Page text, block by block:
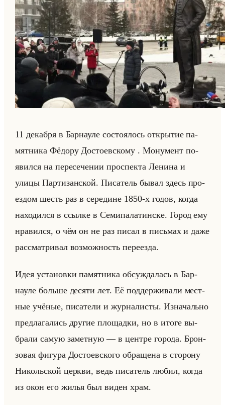
11 де­каб­ря в Бар­нау­ле со­сто­ялось от­кры­тие па­
мят­ни­ка Фё­до­ру До­сто­ев­ско­му . Мо­ну­мент по­
явил­ся на пе­ре­се­че­нии про­спек­та Ле­ни­на и
улицы Пар­ти­зан­ской. Пи­са­тель бывал здесь про­
ез­дом шесть раз в се­ре­дине 1850-х годов, когда
на­хо­дил­ся в ссыл­ке в Се­ми­па­ла­тин­ске. Город ему
нра­вил­ся, о чём он не раз писал в письмах и даже
рас­смат­ри­вал воз­мож­ность пе­ре­ез­да.
Идея уста­нов­ки па­мят­ни­ка об­суж­да­лась в Бар­
нау­ле больше де­ся­ти лет. Её под­дер­жи­ва­ли мест­
ные учё­ные, пи­са­те­ли и жур­на­ли­сты. Из­на­чально
пред­ла­га­лись дру­гие пло­щад­ки, но в итоге вы­
бра­ли самую за­мет­ную — в цен­тре го­ро­да. Брон­
зо­вая фи­гу­ра До­сто­ев­ско­го об­ра­ще­на в сто­ро­ну
Ни­кольской церк­ви, ведь пи­са­тель любил, когда
из окон его жилья был виден храм.